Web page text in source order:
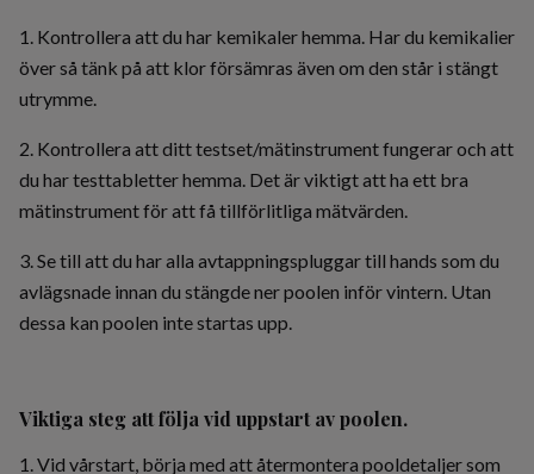
1. Kontrollera att du har kemikaler hemma. Har du kemikalier
över så tänk på att klor försämras även om den står i stängt
utrymme.
2. Kontrollera att ditt testset/mätinstrument fungerar och att
du har testtabletter hemma. Det är viktigt att ha ett bra
mätinstrument för att få tillförlitliga mätvärden.
3. Se till att du har alla avtappningspluggar till hands som du
avlägsnade innan du stängde ner poolen inför vintern. Utan
dessa kan poolen inte startas upp.
Viktiga steg att följa vid uppstart av poolen.
1. Vid vårstart, börja med att återmontera pooldetaljer som